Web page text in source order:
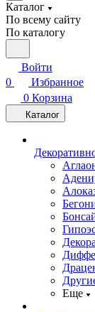
Каталог
По всему сайту
По каталогу
Войти
0
Избранное
0 Корзина
Каталог
Еще